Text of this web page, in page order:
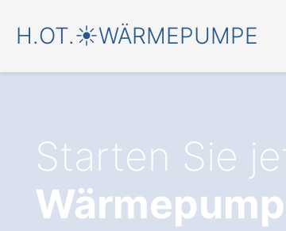
H.OT.☀️WÄRMEPUMPE
Starten Sie